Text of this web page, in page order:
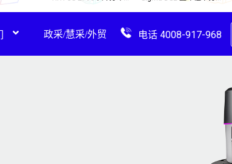
政采/慧采/外贸 电话 4008-917-968